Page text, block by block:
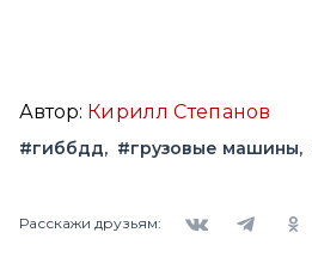
Автор: Кирилл Степанов
#гиббдд #грузовые машины
Расскажи друзьям: